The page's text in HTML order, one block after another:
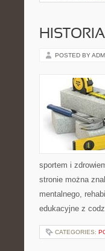
POSTED BY
sportem i
stronie można
mentalnego,
edukacyjne z
CATEGORIES: